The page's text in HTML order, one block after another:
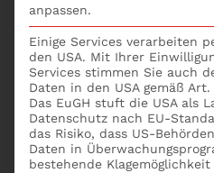
Wozu dient das Business
Der EBA Leitfaden EBA/
das Management von IKT-
Unternehmen sollen ein
(BCM) einrichten, um ihre
kontinuierlicher Erbringung
maximieren und Verluste
anpassen.
Einige Services verarbeiten
den USA. Mit Ihrer
Services stimmen Sie auch
Daten in den USA gemäß
Das EuGH stuft die USA als
Datenschutz nach EU-
das Risiko, dass US-
Daten in
bestehende